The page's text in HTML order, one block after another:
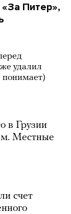
Питер»,
удалил
понимает)
в Грузии
Местные
счет